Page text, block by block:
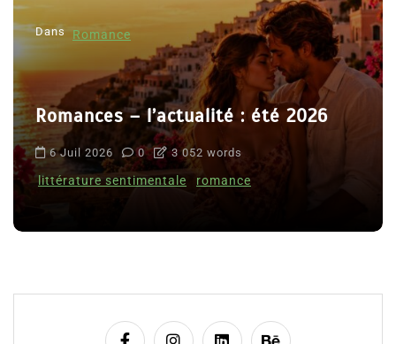
Dans Romance
Romances – l’actualité : été 2026
6 Juil 2026 0 3 052 words
littérature sentimentale romance